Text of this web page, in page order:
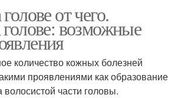
от чего.
возможные
количество кожных болезней
проявлениями как образование
волосистой части головы.